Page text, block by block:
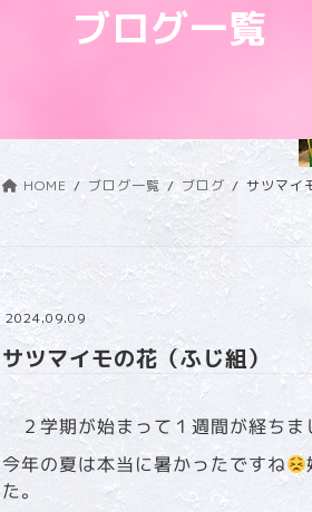
ブログ一覧
HOME ブログ一覧 ブログ サツマイ
2024.09.09
サツマイモの花（ふじ組）
２学期が始まって１週間が経ちま
今年の夏は本当に暑かったですね
た。